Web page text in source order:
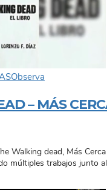
Observa
– MÁS
Walking dead, Más
múltiples trabajos junto